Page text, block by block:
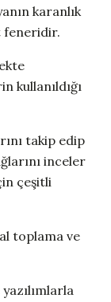
karanlık
feneridir.
kullanıldığı
takip edip
inceler
çeşitli
toplama ve